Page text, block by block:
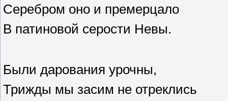
Серебром оно и премерцало
В патиновой серости Невы.
Были дарования урочны,
Трижды мы засим не отреклись